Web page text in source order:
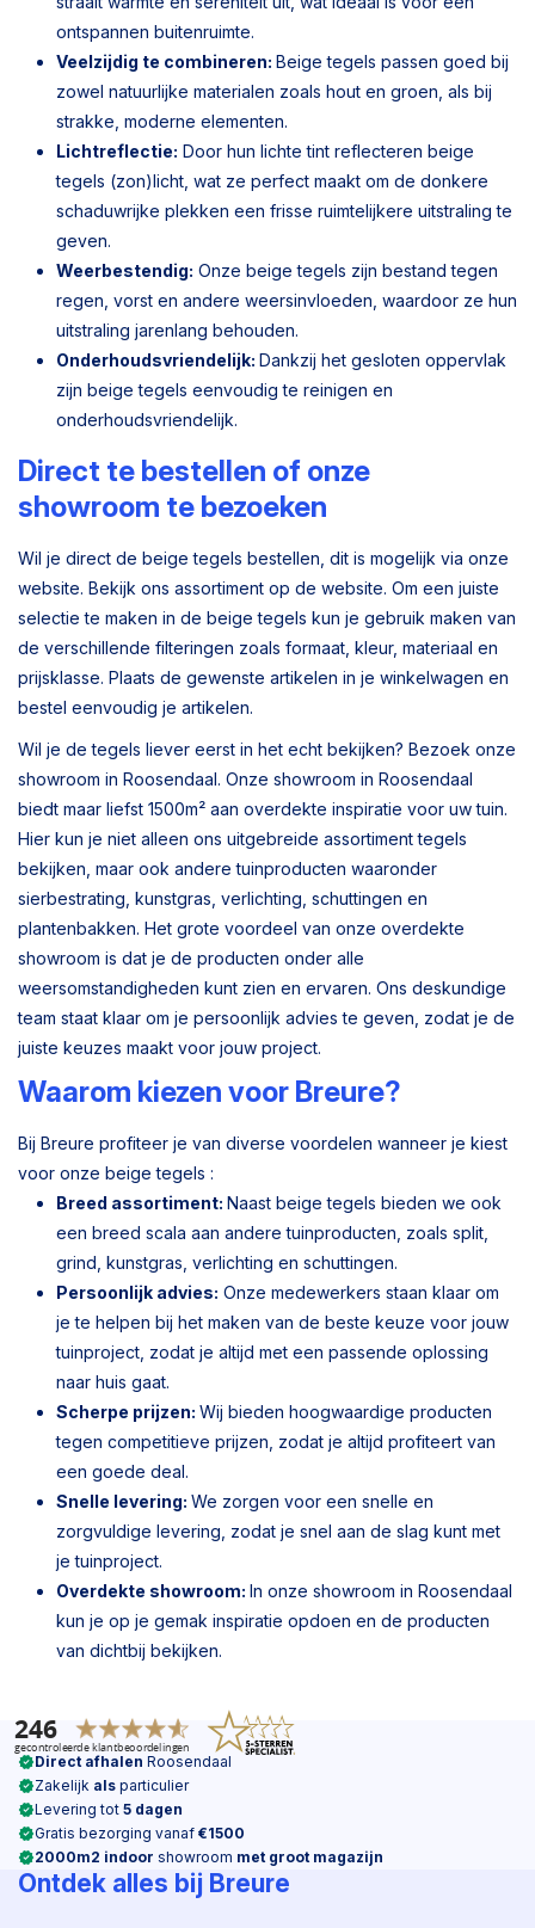
ontspannen buitenruimte.
Veelzijdig te combineren: Beige tegels passen goed bij
zowel natuurlijke materialen zoals hout en groen, als bij
strakke, moderne elementen.
Lichtreflectie: Door hun lichte tint reflecteren beige
tegels (zon)licht, wat ze perfect maakt om de donkere
schaduwrijke plekken een frisse ruimtelijkere uitstraling te
geven.
Weerbestendig: Onze beige tegels zijn bestand tegen
regen, vorst en andere weersinvloeden, waardoor ze hun
uitstraling jarenlang behouden.
Onderhoudsvriendelijk: Dankzij het gesloten oppervlak
zijn beige tegels eenvoudig te reinigen en
onderhoudsvriendelijk.
Direct te bestellen of onze
showroom te bezoeken
Wil je direct de beige tegels bestellen, dit is mogelijk via onze
website. Bekijk ons assortiment op de website. Om een juiste
selectie te maken in de beige tegels kun je gebruik maken van
de verschillende filteringen zoals formaat, kleur, materiaal en
prijsklasse. Plaats de gewenste artikelen in je winkelwagen en
bestel eenvoudig je artikelen.
Wil je de tegels liever eerst in het echt bekijken? Bezoek onze
showroom in Roosendaal. Onze showroom in Roosendaal
biedt maar liefst 1500m² aan overdekte inspiratie voor uw tuin.
Hier kun je niet alleen ons uitgebreide assortiment tegels
bekijken, maar ook andere tuinproducten waaronder
sierbestrating, kunstgras, verlichting, schuttingen en
plantenbakken. Het grote voordeel van onze overdekte
showroom is dat je de producten onder alle
weersomstandigheden kunt zien en ervaren. Ons deskundige
team staat klaar om je persoonlijk advies te geven, zodat je de
juiste keuzes maakt voor jouw project.
Waarom kiezen voor Breure?
Bij Breure profiteer je van diverse voordelen wanneer je kiest
voor onze beige tegels :
Breed assortiment: Naast beige tegels bieden we ook
een breed scala aan andere tuinproducten, zoals split,
grind, kunstgras, verlichting en schuttingen.
Persoonlijk advies: Onze medewerkers staan klaar om
je te helpen bij het maken van de beste keuze voor jouw
tuinproject, zodat je altijd met een passende oplossing
naar huis gaat.
Scherpe prijzen: Wij bieden hoogwaardige producten
tegen competitieve prijzen, zodat je altijd profiteert van
een goede deal.
Snelle levering: We zorgen voor een snelle en
zorgvuldige levering, zodat je snel aan de slag kunt met
je tuinproject.
Overdekte showroom: In onze showroom in Roosendaal
kun je op je gemak inspiratie opdoen en de producten
van dichtbij bekijken.
Direct afhalen Roosendaal
Zakelijk als particulier
Levering tot 5 dagen
Gratis bezorging vanaf €1500
2000m2 indoor showroom met groot magazijn
Ontdek alles bij Breure